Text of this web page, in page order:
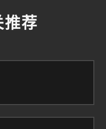
推荐